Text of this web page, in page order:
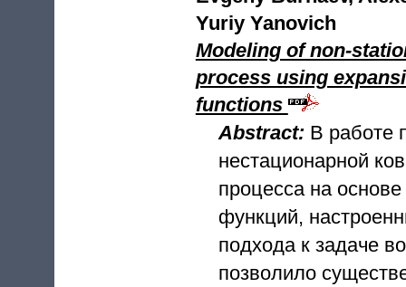
Yuriy Yanovich
Modeling of non-
process using
functions
Abstract: В работе
нестационарной
процесса на
функций,
подхода к задаче
позволило